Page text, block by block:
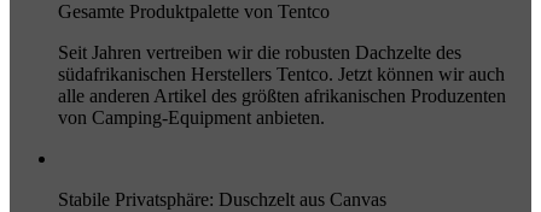
Gesamte Produktpalette von Tentco
Seit Jahren vertreiben wir die robusten Dachzelte des
südafrikanischen Herstellers Tentco. Jetzt können wir auch
alle anderen Artikel des größten afrikanischen Produzenten
von Camping-Equipment anbieten.
Stabile Privatsphäre: Duschzelt aus Canvas